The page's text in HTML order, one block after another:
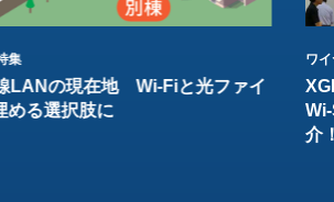
集
LANの現在地 Wi-Fiと光ファイ
める選択肢に
ワ
介